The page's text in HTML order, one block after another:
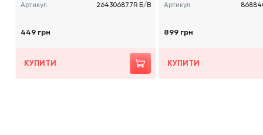
Артикул
264306877R Б/В
449 грн
КУПИТИ
Артикул
899 грн
КУПИТИ